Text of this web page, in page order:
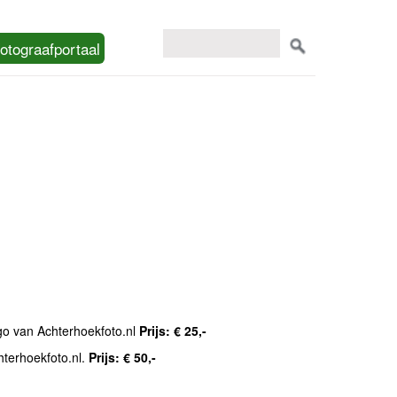
van Achterhoekfoto.nl Prijs: € 25,-
Prijs: € 50,-